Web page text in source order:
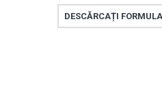
DESCĂRCAȚI